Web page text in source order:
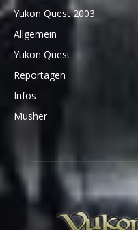
Yukon Quest 2003
Allgemein
Yukon Quest
Reportagen
Infos
Musher